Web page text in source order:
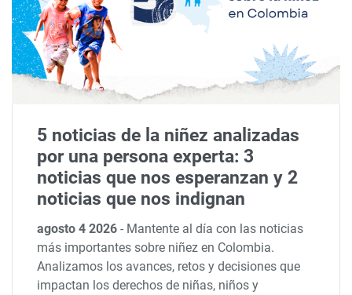
5 noticias de la niñez analizadas
por una persona experta: 3
noticias que nos esperanzan y 2
noticias que nos indignan
agosto 4 2026- Mantente al día con las noticias
más importantes sobre niñez en Colombia.
Analizamos los avances, retos y decisiones que
impactan los derechos de niñas, niños y